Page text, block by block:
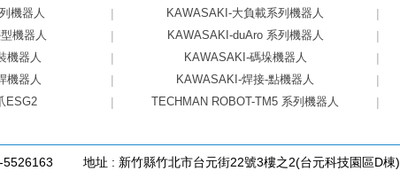
機器人 | KAWASAKI-大負載系列機器人 |
機器人 | KAWASAKI-duAro 系列機器人 |
機器人 | KAWASAKI-碼垛機器人 |
機器人 | KAWASAKI-焊接-點機器人 |
ESG2 | TECHMAN ROBOT-TM5 系列機器人 |
5526163 地址 : 新竹縣竹北市台元街22號3樓之2(台元科技園區D棟)